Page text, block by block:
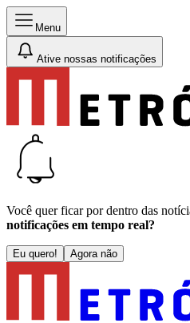
Menu
Ative nossas notificações
Você quer ficar por dentro das
notificações em tempo real?
Eu quero! Agora não